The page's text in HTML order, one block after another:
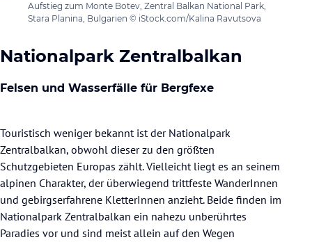
Aufstieg zum Monte Botev, Zentral Balkan National Park,
Stara Planina, Bulgarien © iStock.com/Kalina Ravutsova
Nationalpark Zentralbalkan
Felsen und Wasserfälle für Bergfexe
Touristisch weniger bekannt ist der Nationalpark
Zentralbalkan, obwohl dieser zu den größten
Schutzgebieten Europas zählt. Vielleicht liegt es an seinem
alpinen Charakter, der überwiegend trittfeste WanderInnen
und gebirgserfahrene KletterInnen anzieht. Beide finden im
Nationalpark Zentralbalkan ein nahezu unberührtes
Paradies vor und sind meist allein auf den Wegen